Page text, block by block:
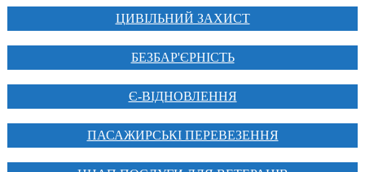
ЦИВІЛЬНИЙ ЗАХИСТ
БЕЗБАР'ЄРНІСТЬ
Є-ВІДНОВЛЕННЯ
ПАСАЖИРСЬКІ ПЕРЕВЕЗЕННЯ